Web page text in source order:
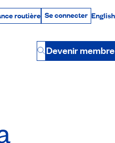
routière Se connecter
Se connecter English
Button
Devenir membre